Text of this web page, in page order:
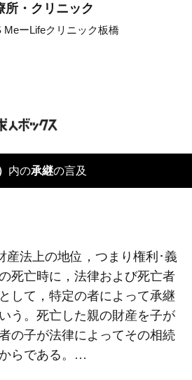
所・クリニック
ーLifeクリニック板橋
内の承継の言及
法上の地位，つまり権利･義
死亡時に，法律および死亡者
して，特定の者によって承継
う。死亡した親の財産を子が
の子が法律によってその相続
らである。…